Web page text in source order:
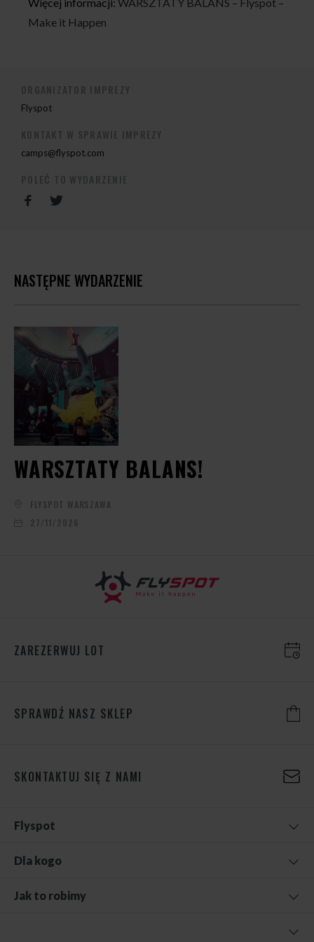
Make it Happen
Flyspot
camps@flyspot.com
NASTĘPNE WYDARZENIE
WARSZTATY BALANS!
FLYSPOT WARSZAWA
27/11/2026
ZAREZERWUJ LOT
SPRAWDŹ NASZ SKLEP
SKONTAKTUJ SIĘ Z NAMI
Flyspot
Dla kogo
Jak to robimy